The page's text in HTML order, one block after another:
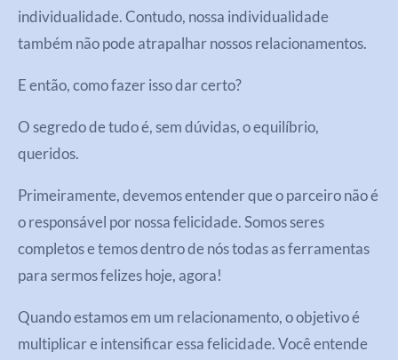
individualidade. Contudo, nossa individualidade
também não pode atrapalhar nossos relacionamentos.
E então, como fazer isso dar certo?
O segredo de tudo é, sem dúvidas, o equilíbrio,
queridos.
Primeiramente, devemos entender que o parceiro não é
o responsável por nossa felicidade. Somos seres
completos e temos dentro de nós todas as ferramentas
para sermos felizes hoje, agora!
Quando estamos em um relacionamento, o objetivo é
multiplicar e intensificar essa felicidade. Você entende